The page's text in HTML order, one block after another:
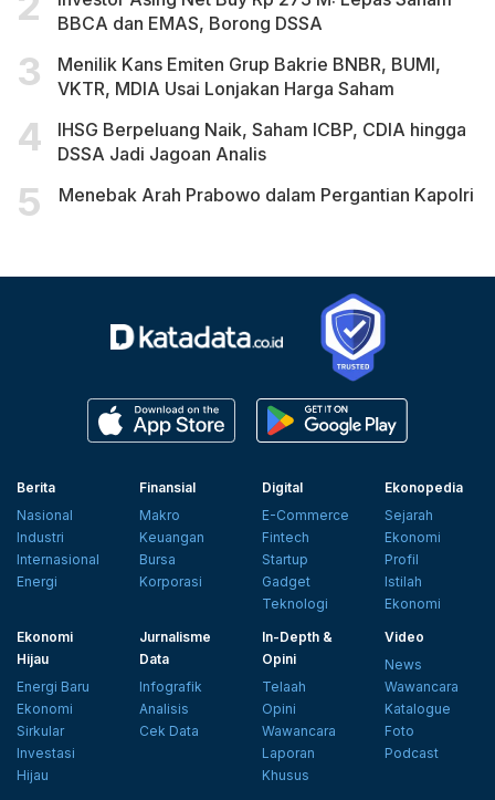
BBCA dan EMAS, Borong DSSA
Menilik Kans Emiten Grup Bakrie BNBR, BUMI,
VKTR, MDIA Usai Lonjakan Harga Saham
IHSG Berpeluang Naik, Saham ICBP, CDIA hingga
DSSA Jadi Jagoan Analis
Menebak Arah Prabowo dalam Pergantian Kapolri
Berita
Nasional
Industri
Internasional
Energi
Finansial
Makro
Keuangan
Bursa
Korporasi
Digital
E-Commerce
Fintech
Startup
Gadget
Teknologi
Ekonopedia
Sejarah
Ekonomi
Profil
Istilah
Ekonomi
Ekonomi
Hijau
Energi Baru
Ekonomi
Sirkular
Investasi
Hijau
Jurnalisme
Data
Infografik
Analisis
Cek Data
In-Depth &
Opini
Telaah
Opini
Wawancara
Laporan
Khusus
Video
News
Wawancara
Katalogue
Foto
Podcast